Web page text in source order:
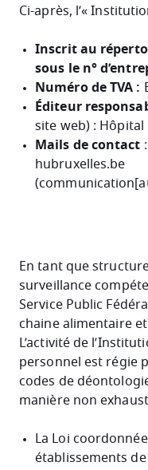
Ci-après, l’«
Inscrit au
sous le n°
Numéro de TVA :
Éditeur
site web) :
Mails de contact :
hubruxelles.be
En tant que
surveillance
Service Public
chaine alimentaire
L’activité de
personnel est régie
codes de
manière non
La Loi
établissements